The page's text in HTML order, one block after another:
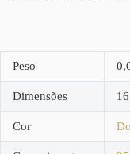
Peso
Dimensões
Cor